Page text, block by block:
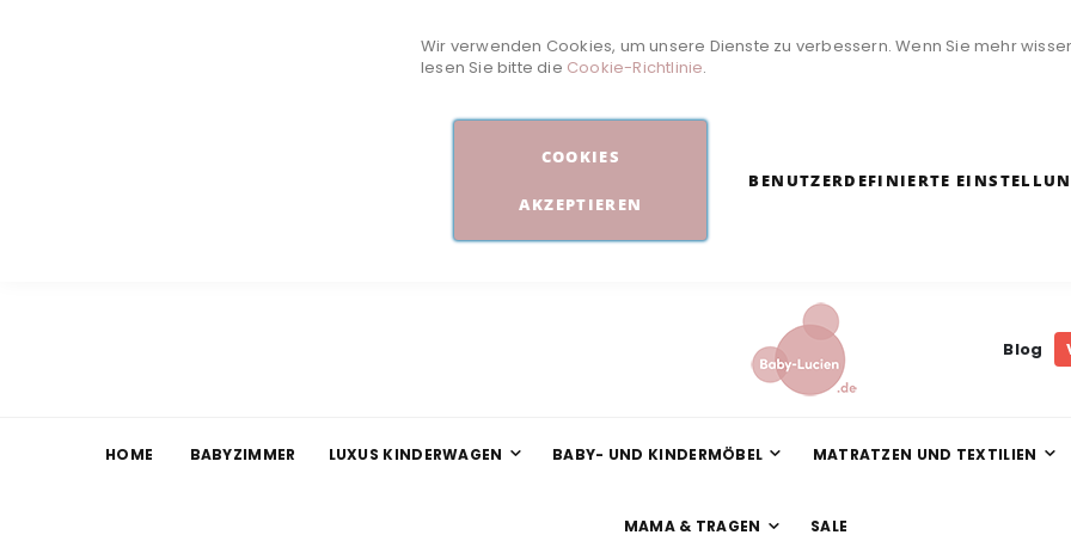
Wir verwenden Cookies, um unsere Dienste zu verbessern. Wenn Sie mehr
lesen Sie bitte die Cookie-Richtlinie.
COOKIES
AKZEPTIEREN
BENUTZERDEFINIERTE
Blog
HOME BABYZIMMER LUXUS KINDERWAGEN BABY- UND KINDERMÖBEL MATRATZEN UND TEXTILIEN
MAMA & TRAGEN SALE